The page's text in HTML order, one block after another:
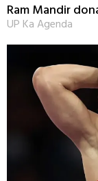
Ram Mandir
UP Ka Agenda